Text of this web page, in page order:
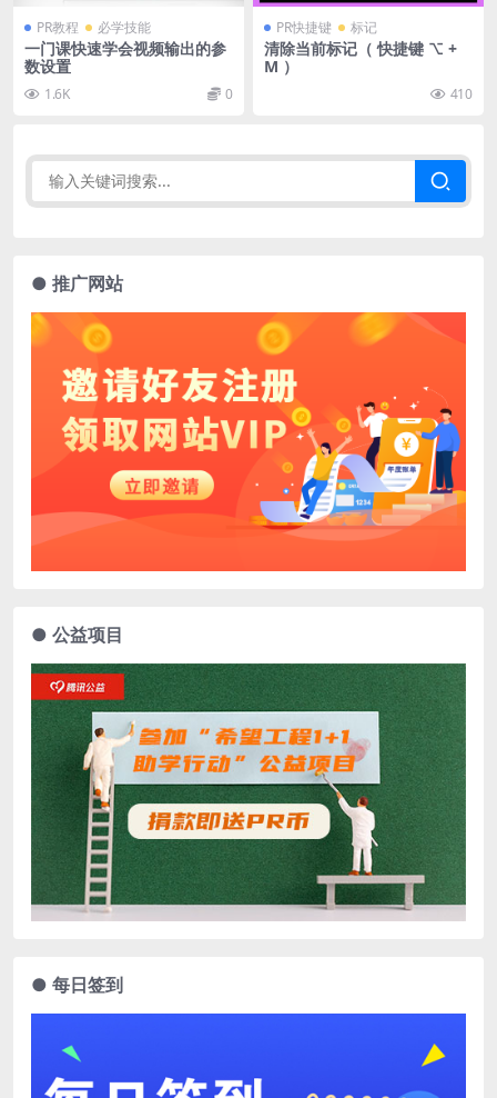
PR教程 必学技能
一门课快速学会视频输出的参
数设置
1.6K 0
PR快捷键 标记
清除当前标记（ 快捷键 ⌥ +
M ）
410
● 推广网站
● 公益项目
● 每日签到